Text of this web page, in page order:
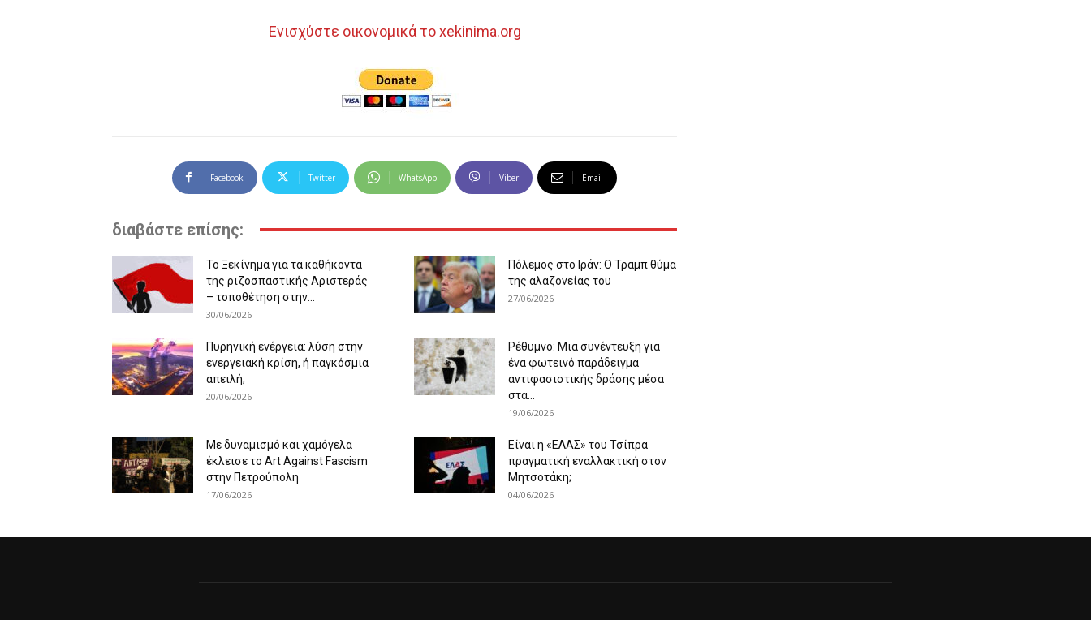
Ενισχύστε οικονομικά το xekinima.org
Facebook Twitter WhatsApp Viber Email
διαβάστε επίσης:
Το Ξεκίνημα για τα καθήκοντα
της ριζοσπαστικής Αριστεράς
– τοποθέτηση στην...
30/06/2026
Πόλεμος στο Ιράν: Ο Τραμπ θύμα
της αλαζονείας του
27/06/2026
Πυρηνική ενέργεια: λύση στην
ενεργειακή κρίση, ή παγκόσμια
απειλή;
20/06/2026
Ρέθυμνο: Μια συνέντευξη για
ένα φωτεινό παράδειγμα
αντιφασιστικής δράσης μέσα
στα...
19/06/2026
Με δυναμισμό και χαμόγελα
έκλεισε το Art Against Fascism
στην Πετρούπολη
17/06/2026
Είναι η «ΕΛΑΣ» του Τσίπρα
πραγματική εναλλακτική στον
Μητσοτάκη;
04/06/2026